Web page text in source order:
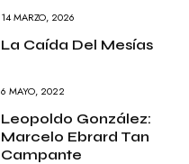
14 MARZO, 2026
La Caída Del Mesías
6 MAYO, 2022
Leopoldo González:
Marcelo Ebrard Tan
Campante